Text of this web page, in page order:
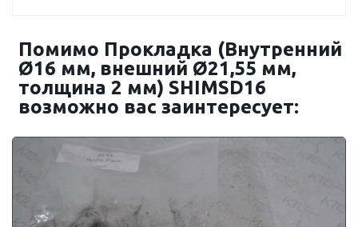
Помимо Прокладка (Внутренний
Ø16 мм, внешний Ø21,55 мм,
толщина 2 мм) SHIMSD16
возможно вас заинтересует: